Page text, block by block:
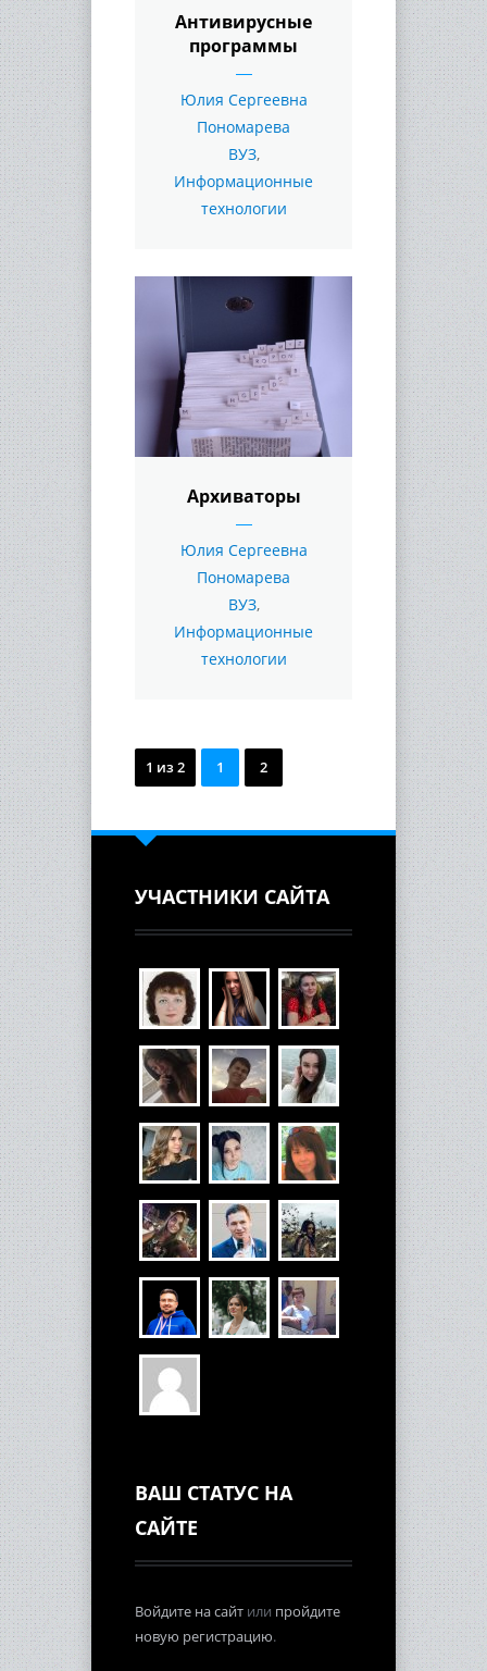
Антивирусные
программы
Юлия Сергеевна
Пономарева
ВУЗ,
Информационные
технологии
Архиваторы
Юлия Сергеевна
Пономарева
ВУЗ,
Информационные
технологии
1 из 2 1 2
УЧАСТНИКИ САЙТА
ВАШ СТАТУС НА
САЙТЕ
Войдите на сайт или пройдите
новую регистрацию.